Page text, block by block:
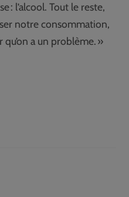
: l’alcool. Tout le reste,
notre consommation,
a un problème. »